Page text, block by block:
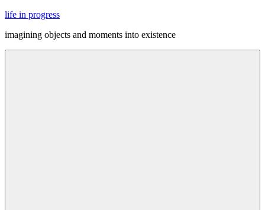
Skip
content
life in progress
imagining objects and moments into existence